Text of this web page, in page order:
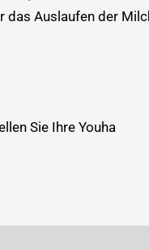
das Auslaufen der
Sie Ihre Youha